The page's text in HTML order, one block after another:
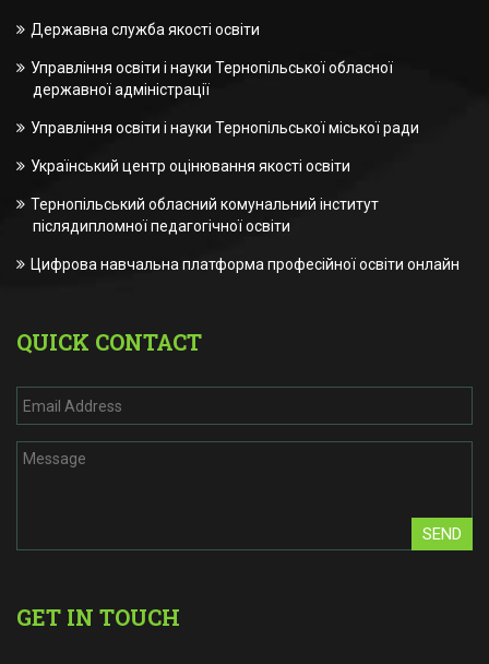
Державна служба якості освіти
Управління освіти і науки Тернопільської обласної
державної адміністрації
Управління освіти і науки Тернопільської міської ради
Український центр оцінювання якості освіти
Тернопільський обласний комунальний інститут
післядипломної педагогічної освіти
Цифрова навчальна платформа професійної освіти онлайн
QUICK CONTACT
SEND
GET IN TOUCH